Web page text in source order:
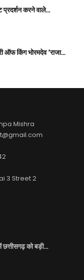
प्रदर्शन करने वाले…
ऑफ किंग भोरमदेव ‘राजा…
Mishra
3 Street 2
छत्तीसगढ़ को बड़ी…